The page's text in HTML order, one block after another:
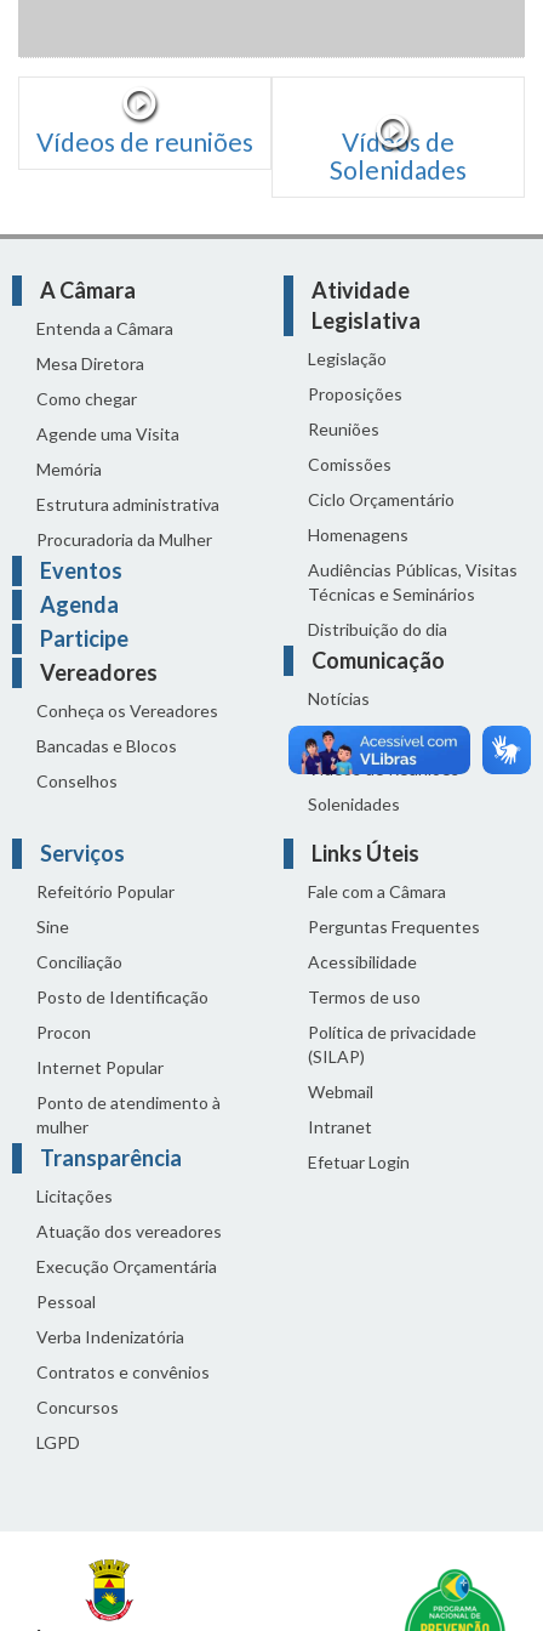
Vídeos de reuniões
Vídeos de
Solenidades
A Câmara
Entenda a Câmara
Mesa Diretora
Como chegar
Agende uma Visita
Memória
Estrutura administrativa
Procuradoria da Mulher
Eventos
Agenda
Participe
Vereadores
Conheça os Vereadores
Bancadas e Blocos
Conselhos
Atividade
Legislativa
Legislação
Proposições
Reuniões
Comissões
Ciclo Orçamentário
Homenagens
Audiências Públicas, Visitas
Técnicas e Seminários
Distribuição do dia
Comunicação
Notícias
Sala de Imprensa
Vídeos de Reuniões
Solenidades
Serviços
Refeitório Popular
Sine
Conciliação
Posto de Identificação
Procon
Internet Popular
Ponto de atendimento à
mulher
Transparência
Licitações
Atuação dos vereadores
Execução Orçamentária
Pessoal
Verba Indenizatória
Contratos e convênios
Concursos
LGPD
Links Úteis
Fale com a Câmara
Perguntas Frequentes
Acessibilidade
Termos de uso
Política de privacidade
(SILAP)
Webmail
Intranet
Efetuar Login